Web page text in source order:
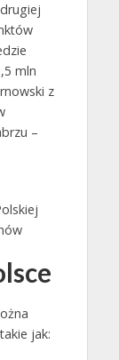
mln
z
–
jak: